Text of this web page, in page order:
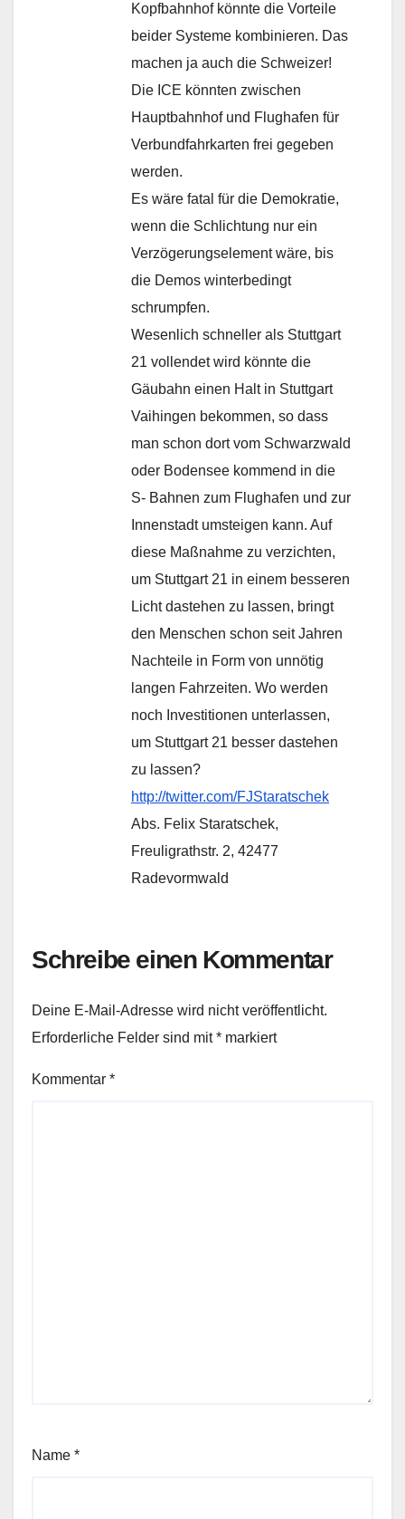
Kopfbahnhof könnte die Vorteile
beider Systeme kombinieren. Das
machen ja auch die Schweizer!
Die ICE könnten zwischen
Hauptbahnhof und Flughafen für
Verbundfahrkarten frei gegeben
werden.
Es wäre fatal für die Demokratie,
wenn die Schlichtung nur ein
Verzögerungselement wäre, bis
die Demos winterbedingt
schrumpfen.
Wesenlich schneller als Stuttgart
21 vollendet wird könnte die
Gäubahn einen Halt in Stuttgart
Vaihingen bekommen, so dass
man schon dort vom Schwarzwald
oder Bodensee kommend in die
S- Bahnen zum Flughafen und zur
Innenstadt umsteigen kann. Auf
diese Maßnahme zu verzichten,
um Stuttgart 21 in einem besseren
Licht dastehen zu lassen, bringt
den Menschen schon seit Jahren
Nachteile in Form von unnötig
langen Fahrzeiten. Wo werden
noch Investitionen unterlassen,
um Stuttgart 21 besser dastehen
zu lassen?
http://twitter.com/FJStaratschek
Abs. Felix Staratschek,
Freuligrathstr. 2, 42477
Radevormwald
Schreibe einen Kommentar
Deine E-Mail-Adresse wird nicht veröffentlicht.
Erforderliche Felder sind mit* markiert
Kommentar *
Name *